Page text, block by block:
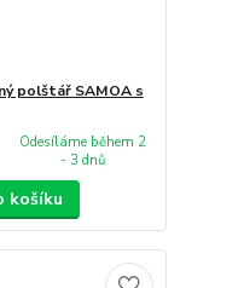
polštář SAMOA s
Odesíláme během 2
- 3 dnů
košíku